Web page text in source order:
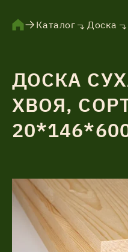
Ленинградская
Каталог
Акции
Статьи
Каталог Доска
ДОСКА
ХВОЯ,
персональных